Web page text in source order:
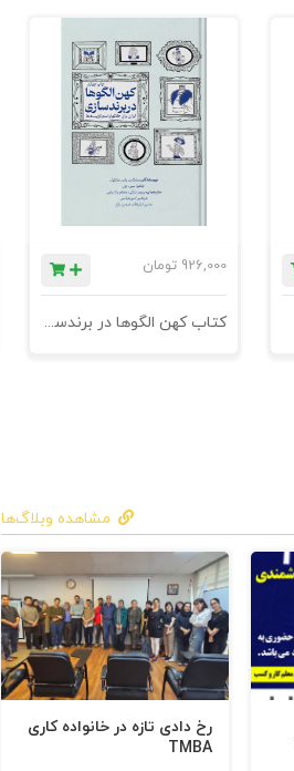
926,000 تومان
کتاب کهن الگوها در برندسازی - ابزاری برای خلاقها و استراتژیست ها
مشاهده وبلاگ‌ها
رخ دادی تازه در خانواده کاری
TMBA